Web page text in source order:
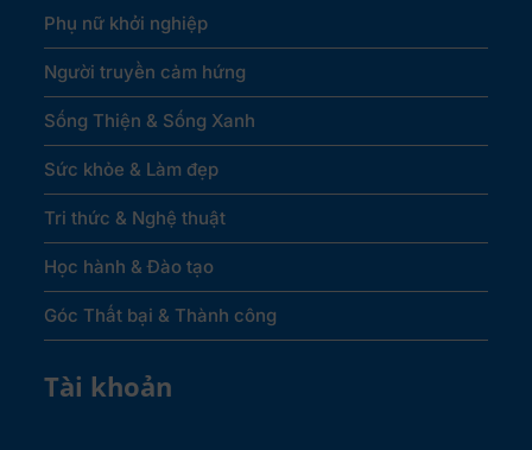
Phụ nữ khởi nghiệp
Người truyền cảm hứng
Sống Thiện & Sống Xanh
Sức khỏe & Làm đẹp
Tri thức & Nghệ thuật
Học hành & Đào tạo
Góc Thất bại & Thành công
Tài khoản